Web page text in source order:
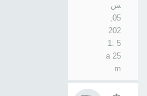
س
05,
202
5 1:
25 a
m